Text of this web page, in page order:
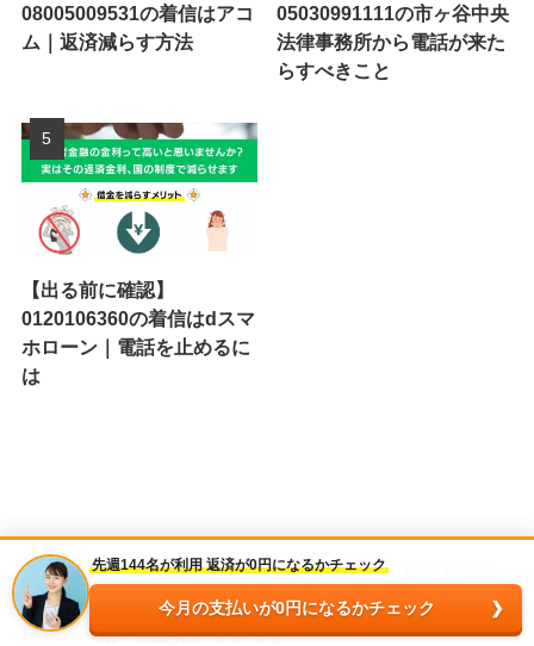
08005009531の着信はアコ
ム｜返済減らす方法
05030991111の市ヶ谷中央
法律事務所から電話が来た
らすべきこと
【出る前に確認】
0120106360の着信はdスマ
ホローン｜電話を止めるに
は
※当サイトは、金融庁、国民生活センター、
連合会、 日本司法書士会連合会、日本貸金業協会
などの
情報を引用・参考にしています。
先週144名が利用 返済が0円になるかチェック
今月の支払いが0円になるかチェック